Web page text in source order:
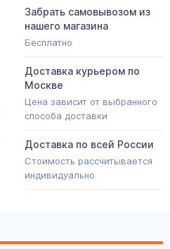
Забрать самовывозом из
нашего магазина
Бесплатно
Доставка курьером по
Москве
Цена зависит от выбранного
способа доставки
Доставка по всей России
Стоимость рассчитывается
индивидуально